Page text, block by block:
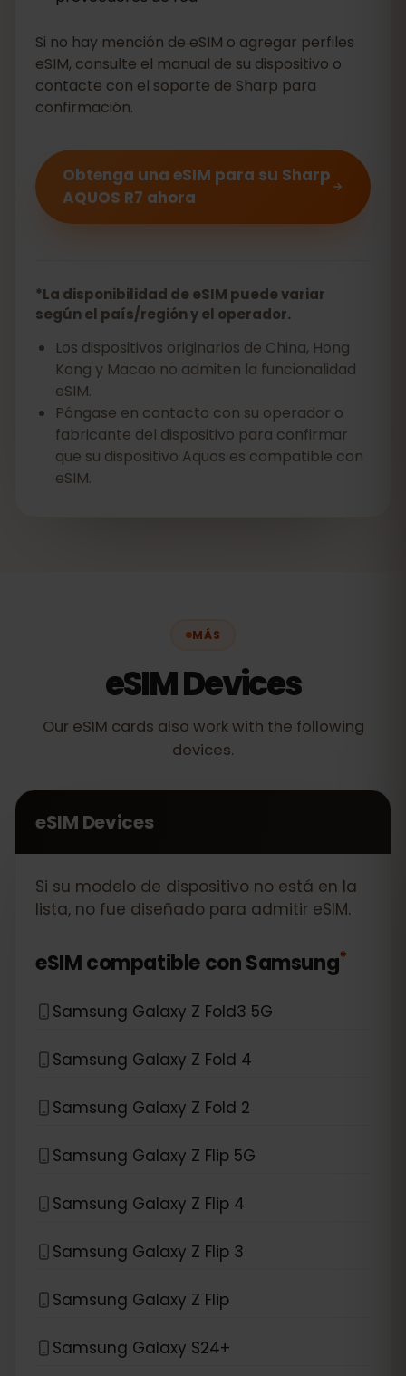
Si no hay mención de eSIM o agregar perfiles
eSIM, consulte el manual de su dispositivo o
contacte con el soporte de Sharp para
confirmación.
Obtenga una eSIM para su Sharp
AQUOS R7 ahora
*La disponibilidad de eSIM puede variar
según el país/región y el operador.
Los dispositivos originarios de China, Hong
Kong y Macao no admiten la funcionalidad
eSIM.
Póngase en contacto con su operador o
fabricante del dispositivo para confirmar
que su dispositivo Aquos es compatible con
eSIM.
MÁS
eSIM Devices
Our eSIM cards also work with the following
devices.
eSIM Devices
Si su modelo de dispositivo no está en la
lista, no fue diseñado para admitir eSIM.
eSIM compatible conSamsung*
Samsung Galaxy Z Fold3 5G
Samsung Galaxy Z Fold 4
Samsung Galaxy Z Fold 2
Samsung Galaxy Z Flip 5G
Samsung Galaxy Z Flip 4
Samsung Galaxy Z Flip 3
Samsung Galaxy Z Flip
Samsung Galaxy S24+